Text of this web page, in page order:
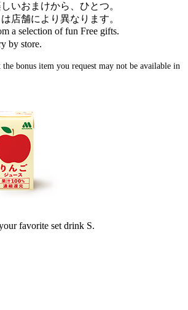
いおまけから、ひとつ。
店舗により異なります。
a selection of fun Free gifts.
by store.
the bonus item you request may not be available in
favorite set drink S.